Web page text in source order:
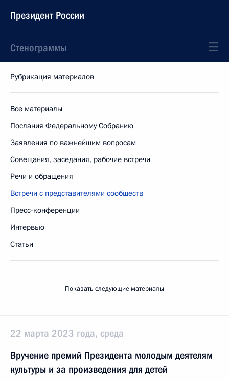
Президент России
Стенограммы
Рубрикация материалов
Все материалы
Послания Федеральному Собранию
Заявления по важнейшим вопросам
Совещания, заседания, рабочие встречи
Речи и обращения
Встречи с представителями сообществ
Пресс-конференции
Интервью
Статьи
Показать следующие материалы
22 марта 2023 года, среда
Вручение премий Президента молодым деятелям
культуры и за произведения для детей